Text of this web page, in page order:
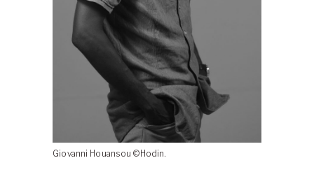
Giovanni Houansou ©Hodin.